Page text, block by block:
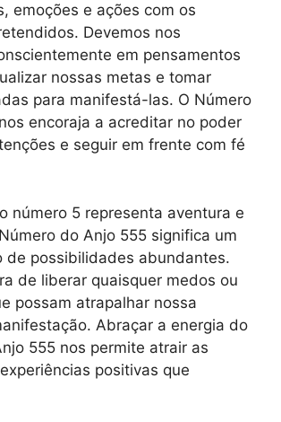
emoções e ações com os
Devemos nos
em pensamentos
nossas metas e tomar
para manifestá-las. O Número
encoraja a acreditar no poder
e seguir em frente com fé
número 5 representa aventura e
do Anjo 555 significa um
de possibilidades abundantes.
de liberar quaisquer medos ou
possam atrapalhar nossa
Abraçar a energia do
555 nos permite atrair as
positivas que